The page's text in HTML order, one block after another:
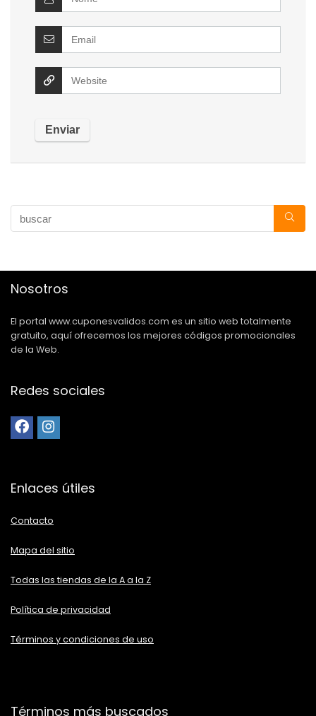
Nosotros
El portal www.cuponesvalidos.com es un sitio web totalmente
gratuito, aquí ofrecemos los mejores códigos promocionales
de la Web.
Redes sociales
Enlaces útiles
Contacto
Mapa del sitio
Todas las tiendas de la A a la Z
Política de privacidad
Términos y condiciones de uso
Términos más buscados